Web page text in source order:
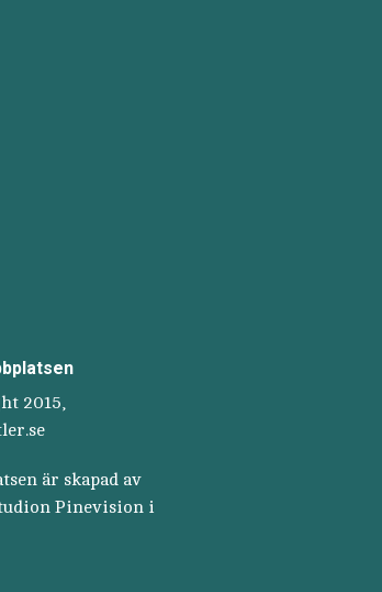
2015,
är skapad av
Pinevision i